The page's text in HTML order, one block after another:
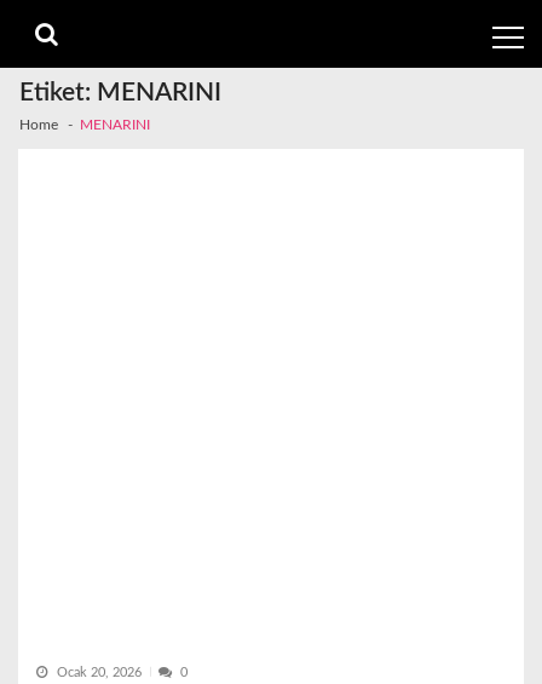
navigation
content
Etiket: MENARINI
Home MENARINI
Ocak 20, 2026 0